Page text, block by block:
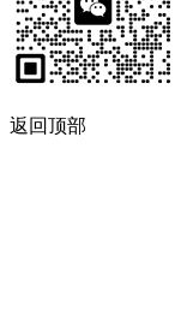
返回顶部